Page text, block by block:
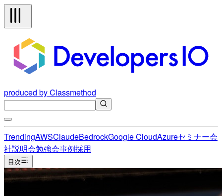
produced by Classmethod
TrendingAWSClaudeBedrockGoogle CloudAzureセミナー会
社説明会勉強会事例採用
目次